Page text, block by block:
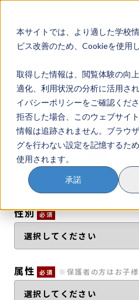
本サイトでは、より適した学校
ビス改善のため、Cookieを使用
取得した情報は、閲覧体験の向
適化、利用状況の分析に活用さ
イバシーポリシーをご確認くださ
拒否した場合、このウェブサイ
情報は追跡されません。ブラウ
グを行わない設定を記憶するた
使用されます。
承諾
地域みらい留学のすす
地域みらい留学とは
学校を探す
イベントを探す
おためし地域留学
マガジン
奨学金について
メールアドレス
性別 必須
属性 必須 ※保護者の方はお子